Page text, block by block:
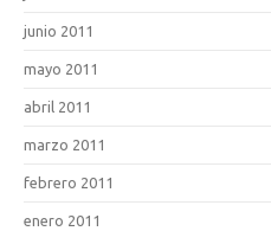
junio 2011
mayo 2011
abril 2011
marzo 2011
febrero 2011
enero 2011